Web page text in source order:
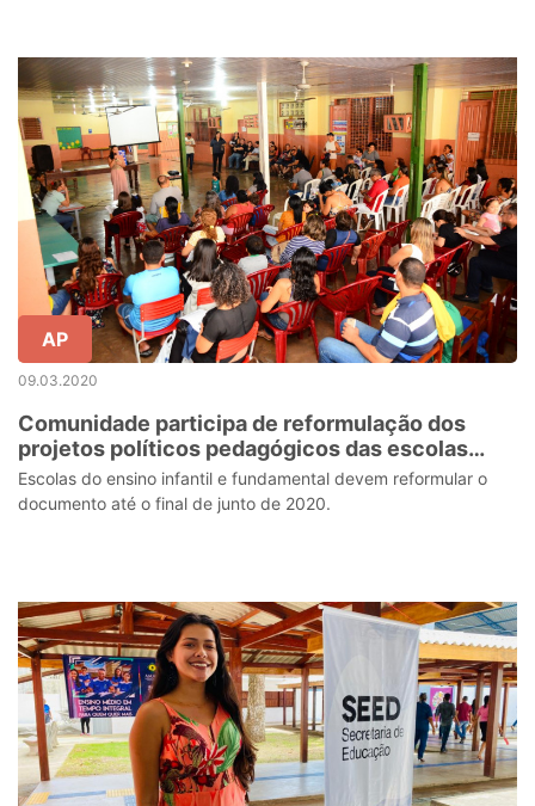
AP
09.03.2020
Comunidade participa de reformulação dos
projetos políticos pedagógicos das escolas
estaduais do Amapá
Escolas do ensino infantil e fundamental devem reformular o
documento até o final de junto de 2020.